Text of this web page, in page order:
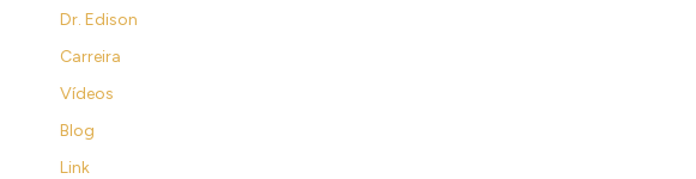
Dr. Edison
Carreira
Vídeos
Blog
Link